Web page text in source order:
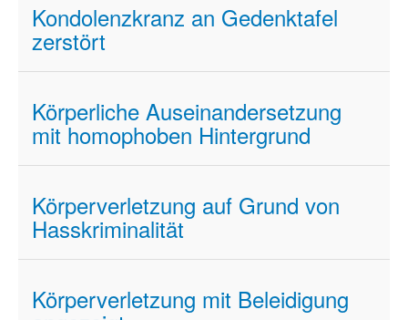
Kondolenzkranz an Gedenktafel
zerstört
Körperliche Auseinandersetzung
mit homophoben Hintergrund
Körperverletzung auf Grund von
Hasskriminalität
Körperverletzung mit Beleidigung